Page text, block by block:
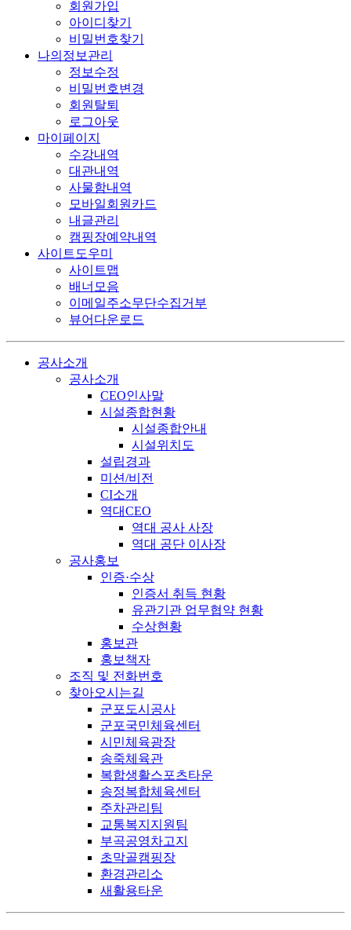
회원가입
아이디찾기
비밀번호찾기
나의정보관리
정보수정
비밀번호변경
회원탈퇴
로그아웃
마이페이지
수강내역
대관내역
사물함내역
모바일회원카드
내글관리
캠핑장예약내역
사이트도우미
사이트맵
배너모음
이메일주소무단수집거부
뷰어다운로드
공사소개
공사소개
CEO인사말
시설종합현황
시설종합안내
시설위치도
설립경과
미션/비전
CI소개
역대CEO
역대 공사 사장
역대 공단 이사장
공사홍보
인증·수상
인증서 취득 현황
유관기관 업무협약 현황
수상현황
홍보관
홍보책자
조직 및 전화번호
찾아오시는길
군포도시공사
군포국민체육센터
시민체육광장
송죽체육관
복합생활스포츠타운
송정복합체육센터
주차관리팀
교통복지지원팀
부곡공영차고지
초막골캠핑장
환경관리소
새활용타운